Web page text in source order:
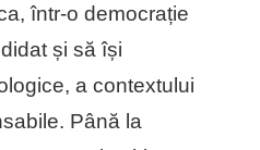
într-o democrație
și să își
a contextului
Până la